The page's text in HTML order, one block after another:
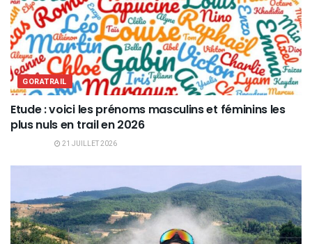
GORATRAIL
Etude : voici les prénoms masculins et féminins les
plus nuls en trail en 2026
21 JUILLET 2026